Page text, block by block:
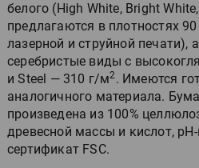
белого (High White, Bright
предлагаются в плотностях
лазерной и струйной печати),
серебристые виды с
и Steel — 310 г/м2. Имеются
аналогичного материала.
произведена из 100%
древесной массы и кислот,
сертификат FSC.